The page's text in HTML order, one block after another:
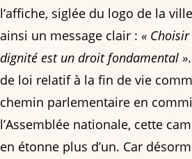
l’affiche, siglée du logo de la
ainsi un message clair : «
dignité est un droit fondamental »
de loi relatif à la fin de vie
chemin parlementaire en
l’Assemblée nationale, cette
en étonne plus d’un. Car